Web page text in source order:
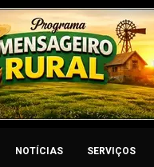
NOTÍCIAS SERVIÇOS